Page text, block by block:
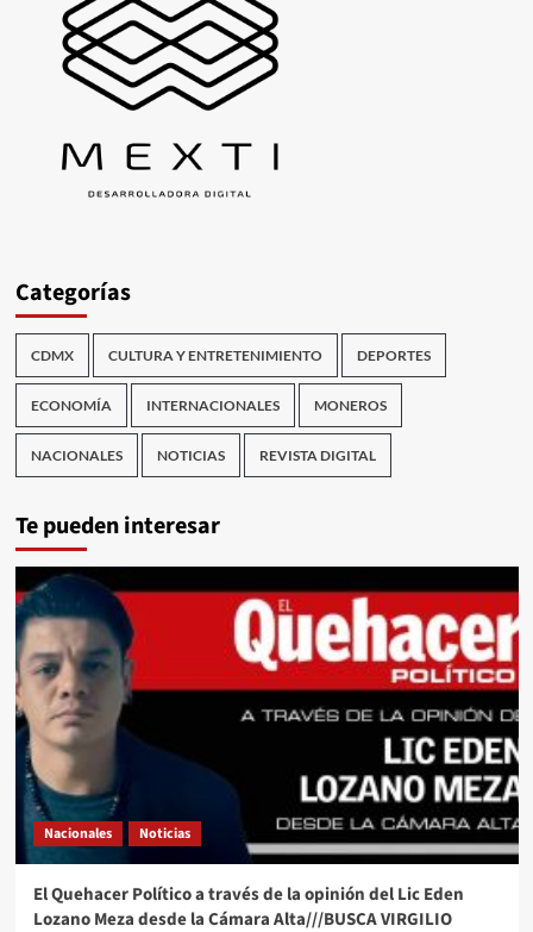
Categorías
CDMX CULTURA Y ENTRETENIMIENTO DEPORTES
ECONOMÍA INTERNACIONALES MONEROS
NACIONALES NOTICIAS REVISTA DIGITAL
Te pueden interesar
Nacionales Noticias
El Quehacer Político a través de la opinión del Lic Eden
Lozano Meza desde la Cámara Alta///BUSCA VIRGILIO